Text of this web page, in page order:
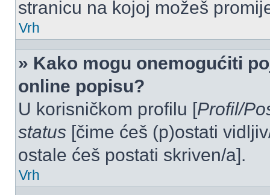
stranicu na kojoj možeš
Vrh
» Kako mogu onemogućiti
online popisu?
U korisničkom profilu [Profil/
status [čime ćeš (p)ostati
ostale ćeš postati skriven/a].
Vrh